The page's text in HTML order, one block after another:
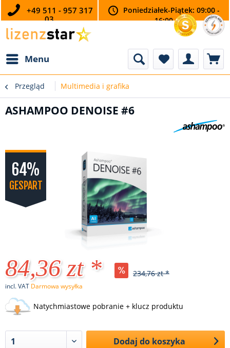
+49 511 - 957 317
03
Poniedziałek-Piątek: 09:00 -
16:00
Menu
Przegląd Multimedia i grafika
ASHAMPOO DENOISE #6
64%
GESPART
84,36 zt * 234,76 zt *
incl. VAT Darmowa wysyłka
Natychmiastowe pobranie + klucz produktu
Dodaj do koszyka